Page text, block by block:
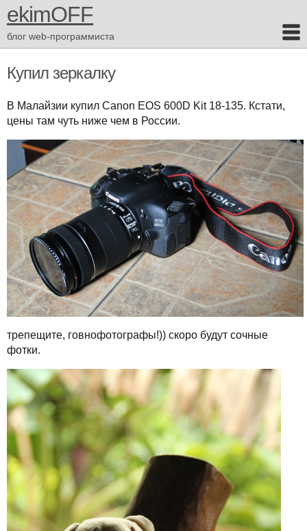
ekimOFF
блог web-программиста
Купил зеркалку
В Малайзии купил Canon EOS 600D Kit 18-135. Кстати,
цены там чуть ниже чем в России.
трепещите, говнофотографы!)) скоро будут сочные
фотки.